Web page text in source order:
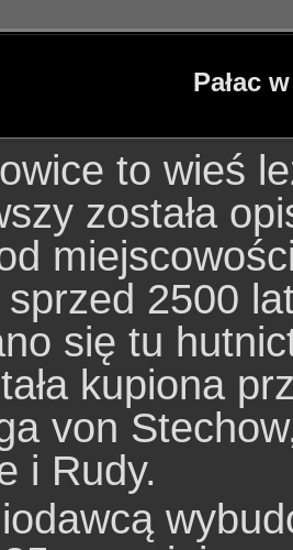
Pałac
to wieś
została
sprzed 2500
się tu
kupiona
von
i Rudy.